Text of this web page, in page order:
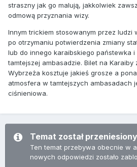
straszny jak go malują, jakkolwiek
odmową przyznania wizy.
Innym trickiem stosowanym przez ludzi
po otrzymaniu potwierdzenia zmiany
lub do innego karaibskiego państewka
tamtejszej ambasadzie. Bilet na Karaiby
Wybrzeża kosztuje jakieś grosze a
atmosfera w tamtejszych ambasadach
ciśnieniowa.
Temat został
Ten temat przebywa obecnie w
nowych odpowiedzi zostało